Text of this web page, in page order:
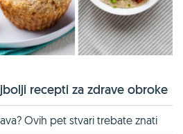
recepti za zdrave obroke
Ovih pet stvari trebate znati